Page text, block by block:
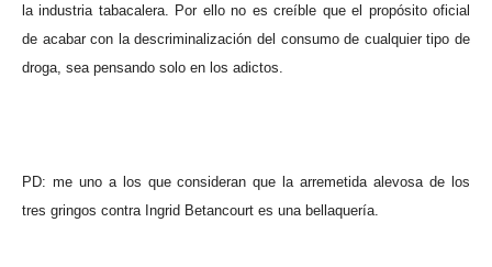
la industria tabacalera. Por ello no es creíble que el propósito oficial
de acabar con la descriminalización del consumo de cualquier tipo de
droga, sea pensando solo en los adictos.
PD: me uno a los que consideran que la arremetida alevosa de los
tres gringos contra Ingrid Betancourt es una bellaquería.